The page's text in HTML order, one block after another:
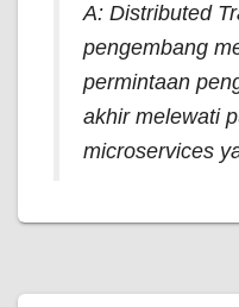
A: Distributed
pengembang
permintaan
akhir melewati
microservices